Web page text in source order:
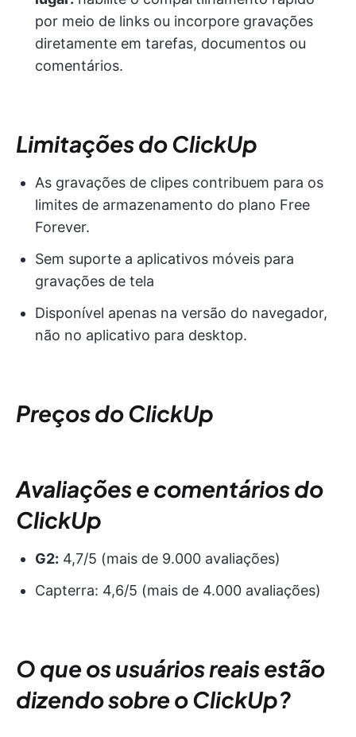
por meio de links ou incorpore gravações
diretamente em tarefas, documentos ou
comentários.
Limitações do ClickUp
As gravações de clipes contribuem para os
limites de armazenamento do plano Free
Forever.
Sem suporte a aplicativos móveis para
gravações de tela
Disponível apenas na versão do navegador,
não no aplicativo para desktop.
Preços do ClickUp
Avaliações e comentários do
ClickUp
G2: 4,7/5 (mais de 9.000 avaliações)
Capterra: 4,6/5 (mais de 4.000 avaliações)
O que os usuários reais estão
dizendo sobre o ClickUp?